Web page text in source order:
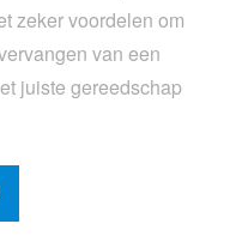
zeker voordelen om
van een
juiste gereedschap